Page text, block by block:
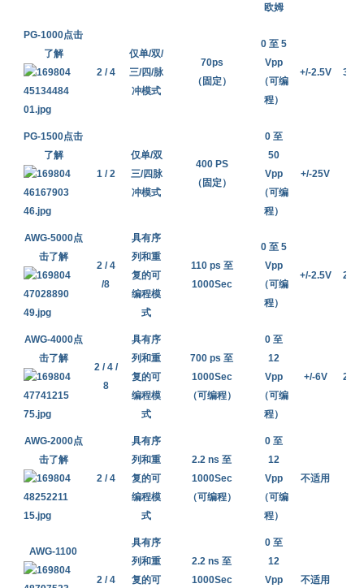
欧姆
PG-1000点击
了解
2 / 4
仅单/双/
三/四/脉
冲模式
70ps
（固定）
0 至 5
Vpp
（可编
程）
+/-2.5V 300
PG-1500点击
了解
1 / 2
仅单/双
三/四脉
冲模式
400 PS
（固定）
0 至
50
Vpp
（可编
程）
+/-25V
AWG-5000点
击了解
2 / 4
/8
具有序
列和重
复的可
编程模
式
110 ps 至
1000Sec
0 至 5
Vpp
（可编
程）
+/-2.5V 230
AWG-4000点
击了解
2 / 4 /
8
具有序
列和重
复的可
编程模
式
700 ps 至
1000Sec
（可编程）
0 至
12
Vpp
（可编
程）
+/-6V 2.5
AWG-2000点
击了解
2 / 4
具有序
列和重
复的可
编程模
式
2.2 ns 至
1000Sec
（可编程）
0 至
12
Vpp
（可编
程）
不适用
AWG-1100
2 / 4
具有序
列和重
复的可
2.2 ns 至
1000Sec
0 至
12
Vpp
不适用